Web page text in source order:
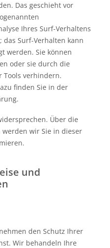
Das geschieht vor
Ihres Surf-Verhaltens
das Surf-Verhalten kann
werden. Sie können
oder sie durch die
Tools verhindern.
finden Sie in der
Über die
wir Sie in dieser
und
den Schutz Ihrer
Wir behandeln Ihre